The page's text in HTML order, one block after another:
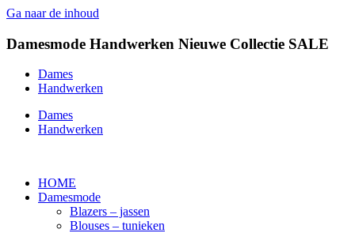
Ga naar de inhoud
Damesmode Handwerken Nieuwe Collectie SALE
Dames
Handwerken
Dames
Handwerken
HOME
Damesmode
Blazers – jassen
Blouses – tunieken